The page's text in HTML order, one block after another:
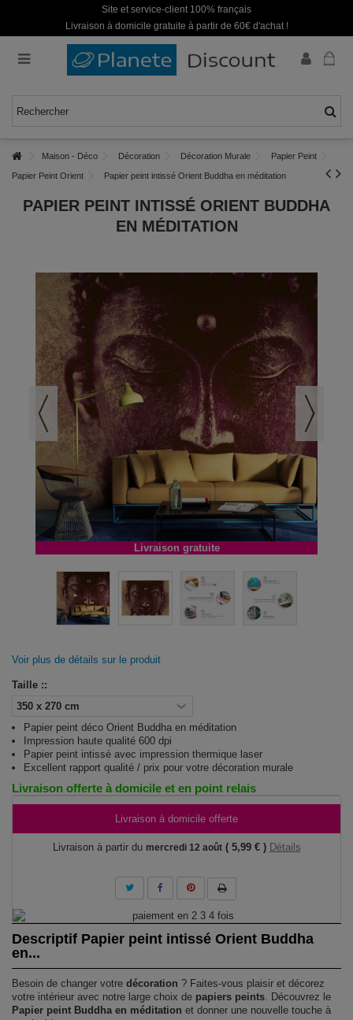
Site et service-client 100% français
Livraison à domicile gratuite à partir de 60€ d'achat !
Maison - Déco Décoration Décoration Murale Papier Peint
Papier Peint Orient Papier peint intissé Orient Buddha en méditation
PAPIER PEINT INTISSÉ ORIENT BUDDHA
EN MÉDITATION
Livraison gratuite
Voir plus de détails sur le produit
Taille ::
Papier peint déco Orient Buddha en méditation
Impression haute qualité 600 dpi
Papier peint intissé avec impression thermique laser
Excellent rapport qualité / prix pour votre décoration murale
Livraison offerte à domicile et en point relais
Livraison à domicile offerte
Livraison à partir du mercredi 12 août ( 5,99 € ) Détails
Descriptif Papier peint intissé Orient Buddha
en...
Besoin de changer votre décoration ? Faites-vous plaisir et décorez
votre intérieur avec notre large choix de papiers peints. Découvrez le
Papier peint Buddha en méditation et donner une nouvelle touche à